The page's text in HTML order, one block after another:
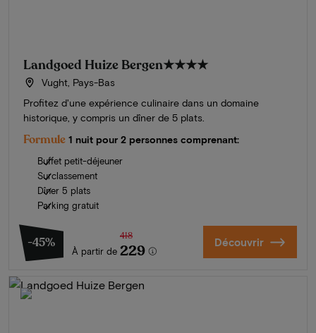
Landgoed Huize Bergen★★★★
Vught, Pays-Bas
Profitez d'une expérience culinaire dans un domaine
historique, y compris un dîner de 5 plats.
Formule 1 nuit pour 2 personnes comprenant:
Buffet petit-déjeuner
Surclassement
Dîner 5 plats
Parking gratuit
-45%
À partir de
418
229 Découvrir